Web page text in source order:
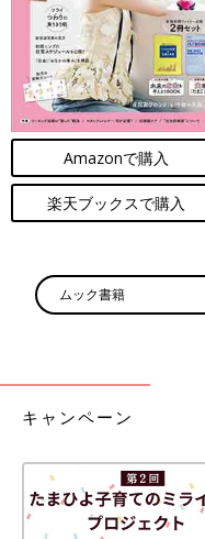
Amazonで購入
楽天ブックスで購入
ムック書籍
キャンペーン